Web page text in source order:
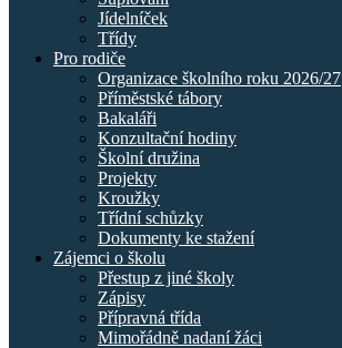
Jídelníček
Třídy
Pro rodiče
Organizace školního roku 2026/27
Příměstské tábory
Bakaláři
Konzultační hodiny
Školní družina
Projekty
Kroužky
Třídní schůzky
Dokumenty ke stažení
Zájemci o školu
Přestup z jiné školy
Zápisy
Přípravná třída
Mimořádně nadaní žáci